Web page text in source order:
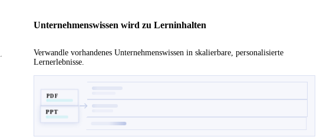
Unternehmenswissen wird zu Lerninhalten
Verwandle vorhandenes Unternehmenswissen in skalierbare, personalisierte
Lernerlebnisse.
PDF
PPT